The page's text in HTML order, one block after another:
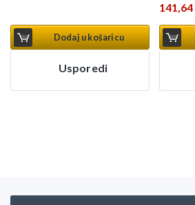
Dodaj u košaricu
Usporedi
141,64